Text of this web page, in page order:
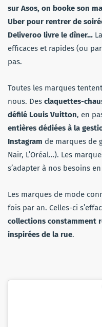
sur Asos, on booke son
Uber pour rentrer de
Deliveroo livre le dîner…
efficaces et rapides (ou
pas.
Toutes les marques
nous. Des claquettes-
défilé Louis Vuitton, en
entières dédiées à la
Instagram de marques de
Nair, L’Oréal…). Les
s’adapter à nos besoins
Les marques de mode
fois par an. Celles-ci
collections constamment
inspirées de la rue.